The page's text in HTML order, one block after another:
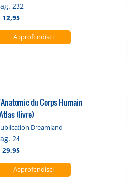
232
12,95
Approfondisci
du Corps Humain
(livre)
Dreamland
24
29,95
Approfondisci